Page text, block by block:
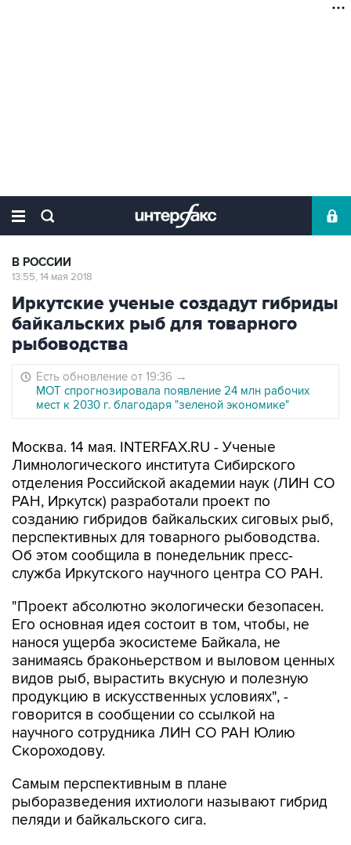
В РОССИИ
13:55, 14 мая 2018
Иркутские ученые создадут гибриды
байкальских рыб для товарного
рыбоводства
Есть обновление от 19:36 →
МОТ спрогнозировала появление 24 млн рабочих
мест к 2030 г. благодаря "зеленой экономике"
Москва. 14 мая. INTERFAX.RU - Ученые
Лимнологического института Сибирского
отделения Российской академии наук (ЛИН СО
РАН, Иркутск) разработали проект по
созданию гибридов байкальских сиговых рыб,
перспективных для товарного рыбоводства.
Об этом сообщила в понедельник пресс-
служба Иркутского научного центра СО РАН.
"Проект абсолютно экологически безопасен.
Его основная идея состоит в том, чтобы, не
нанося ущерба экосистеме Байкала, не
занимаясь браконьерством и выловом ценных
видов рыб, вырастить вкусную и полезную
продукцию в искусственных условиях", -
говорится в сообщении со ссылкой на
научного сотрудника ЛИН СО РАН Юлию
Скороходову.
Самым перспективным в плане
рыборазведения ихтиологи называют гибрид
пеляди и байкальского сига.